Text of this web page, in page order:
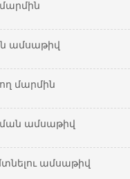
ամսաթիվ
մարմին
ամսաթիվ
ամսաթիվ